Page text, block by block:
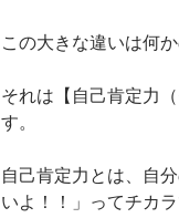
この大きな違いは何
それは【自己肯定力
す。
自己肯定力とは、自
いよ！！」ってチカラ